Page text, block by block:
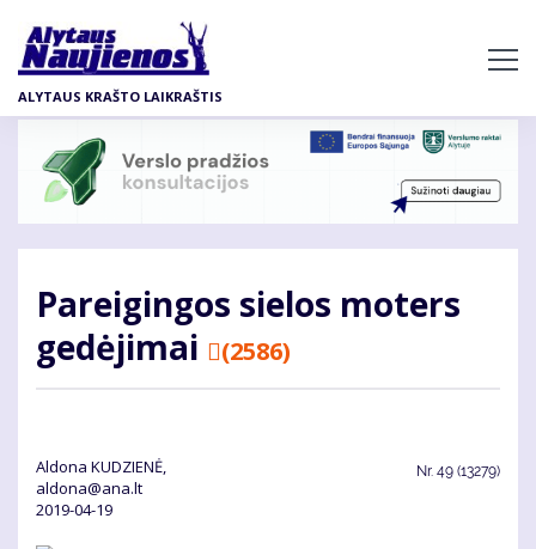
pagrindinį
turinį
ALYTAUS KRAŠTO LAIKRAŠTIS
Pa­rei­gin­gos sie­los mo­ters
ge­dė­ji­mai
(2586)
Aldona KUDZIENĖ,
aldona@ana.lt
2019-04-19
Nr. 49 (13279)